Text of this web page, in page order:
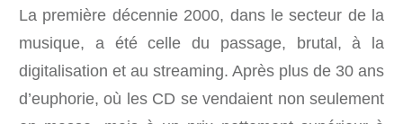
La première décennie 2000, dans le secteur de la
musique, a été celle du passage, brutal, à la
digitalisation et au streaming. Après plus de 30 ans
d’euphorie, où les CD se vendaient non seulement